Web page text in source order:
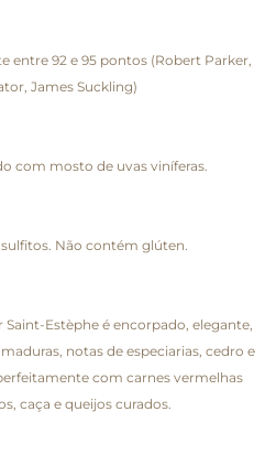
entre 92 e 95 pontos (Robert Parker,
James Suckling)
com mosto de uvas viníferas.
Não contém glúten.
Estèphe é encorpado, elegante,
notas de especiarias, cedro e
com carnes vermelhas
caça e queijos curados.